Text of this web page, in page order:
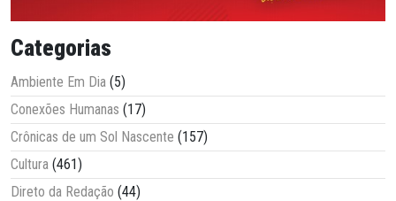
Categorias
Ambiente Em Dia (5)
Conexões Humanas (17)
Crônicas de um Sol Nascente (157)
Cultura (461)
Direto da Redação (44)